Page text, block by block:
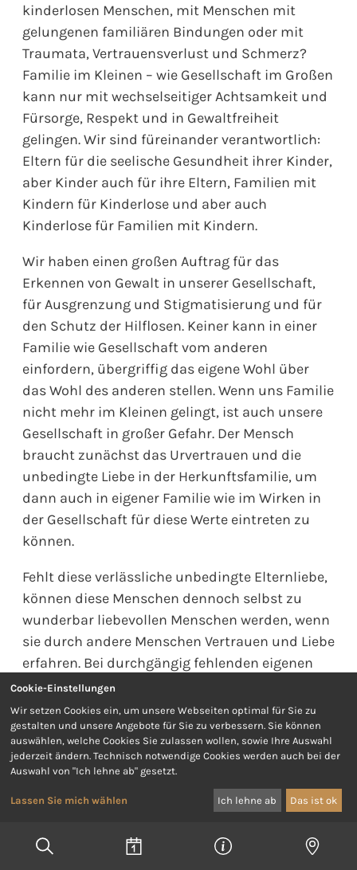
kinderlosen Menschen, mit Menschen mit
gelungenen familiären Bindungen oder mit
Traumata, Vertrauensverlust und Schmerz?
Familie im Kleinen – wie Gesellschaft im Großen
kann nur mit wechselseitiger Achtsamkeit und
Fürsorge, Respekt und in Gewaltfreiheit
gelingen. Wir sind füreinander verantwortlich:
Eltern für die seelische Gesundheit ihrer Kinder,
aber Kinder auch für ihre Eltern, Familien mit
Kindern für Kinderlose und aber auch
Kinderlose für Familien mit Kindern.
Wir haben einen großen Auftrag für das
Erkennen von Gewalt in unserer Gesellschaft,
für Ausgrenzung und Stigmatisierung und für
den Schutz der Hilflosen. Keiner kann in einer
Familie wie Gesellschaft vom anderen
einfordern, übergriffig das eigene Wohl über
das Wohl des anderen stellen. Wenn uns Familie
nicht mehr im Kleinen gelingt, ist auch unsere
Gesellschaft in großer Gefahr. Der Mensch
braucht zunächst das Urvertrauen und die
unbedingte Liebe in der Herkunftsfamilie, um
dann auch in eigener Familie wie im Wirken in
der Gesellschaft für diese Werte eintreten zu
können.
Fehlt diese verlässliche unbedingte Elternliebe,
können diese Menschen dennoch selbst zu
wunderbar liebevollen Menschen werden, wenn
sie durch andere Menschen Vertrauen und Liebe
erfahren. Bei durchgängig fehlenden eigenen
Erfahrungen von Liebe und Annahme besteht
aber auch die große Gefahr, dass die
menschliche Seele am Schmerz verkümmert,
keine Bindungen mehr eingehen mag oder
kann und nur mehr Gewalt weitergeben kann.
Vertrauen und Verantwortung bedingen
einander: Und so möchte ich mit Antoine de
Saint-Exupéry aus »Der kleine Prinz« schließen:
Du bist zeitlebens für das verantwortlich, was
Cookie-Einstellungen
Wir setzen Cookies ein, um unsere Webseiten optimal für Sie zu
gestalten und unsere Angebote für Sie zu verbessern. Sie können
auswählen, welche Cookies Sie zulassen wollen, sowie Ihre Auswahl
jederzeit ändern. Technisch notwendige Cookies werden auch bei der
Auswahl von "Ich lehne ab" gesetzt.
Lassen Sie mich wählen Ich lehne ab Das ist ok